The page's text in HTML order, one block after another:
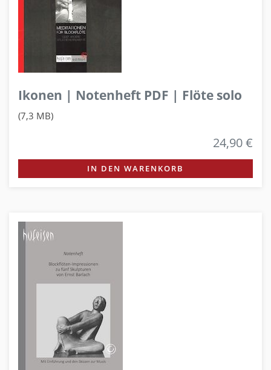
Ikonen | Notenheft PDF | Flöte solo
(7,3 MB)
24,90 €
IN DEN WARENKORB